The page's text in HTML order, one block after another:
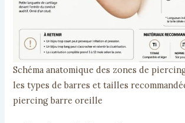
Schéma anatomique des zones de
les types de barres et tailles
piercing barre oreille